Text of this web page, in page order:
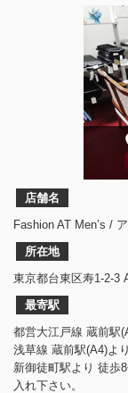
店舗名
Fashion AT Men’s /
所在地
東京都台東区寿1-2-3
最寄駅
都営大江戸線 蔵前駅
浅草線 蔵前駅(A4)よ
新御徒町駅より 徒歩
入れ下さい。